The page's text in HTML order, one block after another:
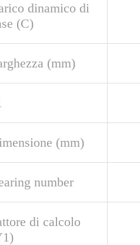
dinamico di
(C)
(mm)
(mm)
number
di calcolo